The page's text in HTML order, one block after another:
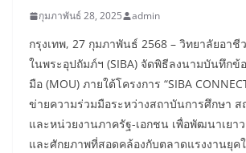
กุมภาพันธ์ 28, 2025 admin
กรุงเทพ, 27 กุมภาพันธ์ 2568 – วิทยาลัยอา
ในพระอุปถัมภ์ฯ (SIBA) จัดพิธีลงนามบันทึกข้
มือ (MOU) ภายใต้โครงการ “SIBA
ข่ายความร่วมมือระหว่างสถาบันการศึกษา ส
และหน่วยงานภาครัฐ-เอกชน เพื่อพัฒนาเยา
และศักยภาพที่สอดคล้องกับตลาดแรงงานยุค